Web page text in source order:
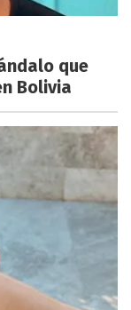
que
Bolivia